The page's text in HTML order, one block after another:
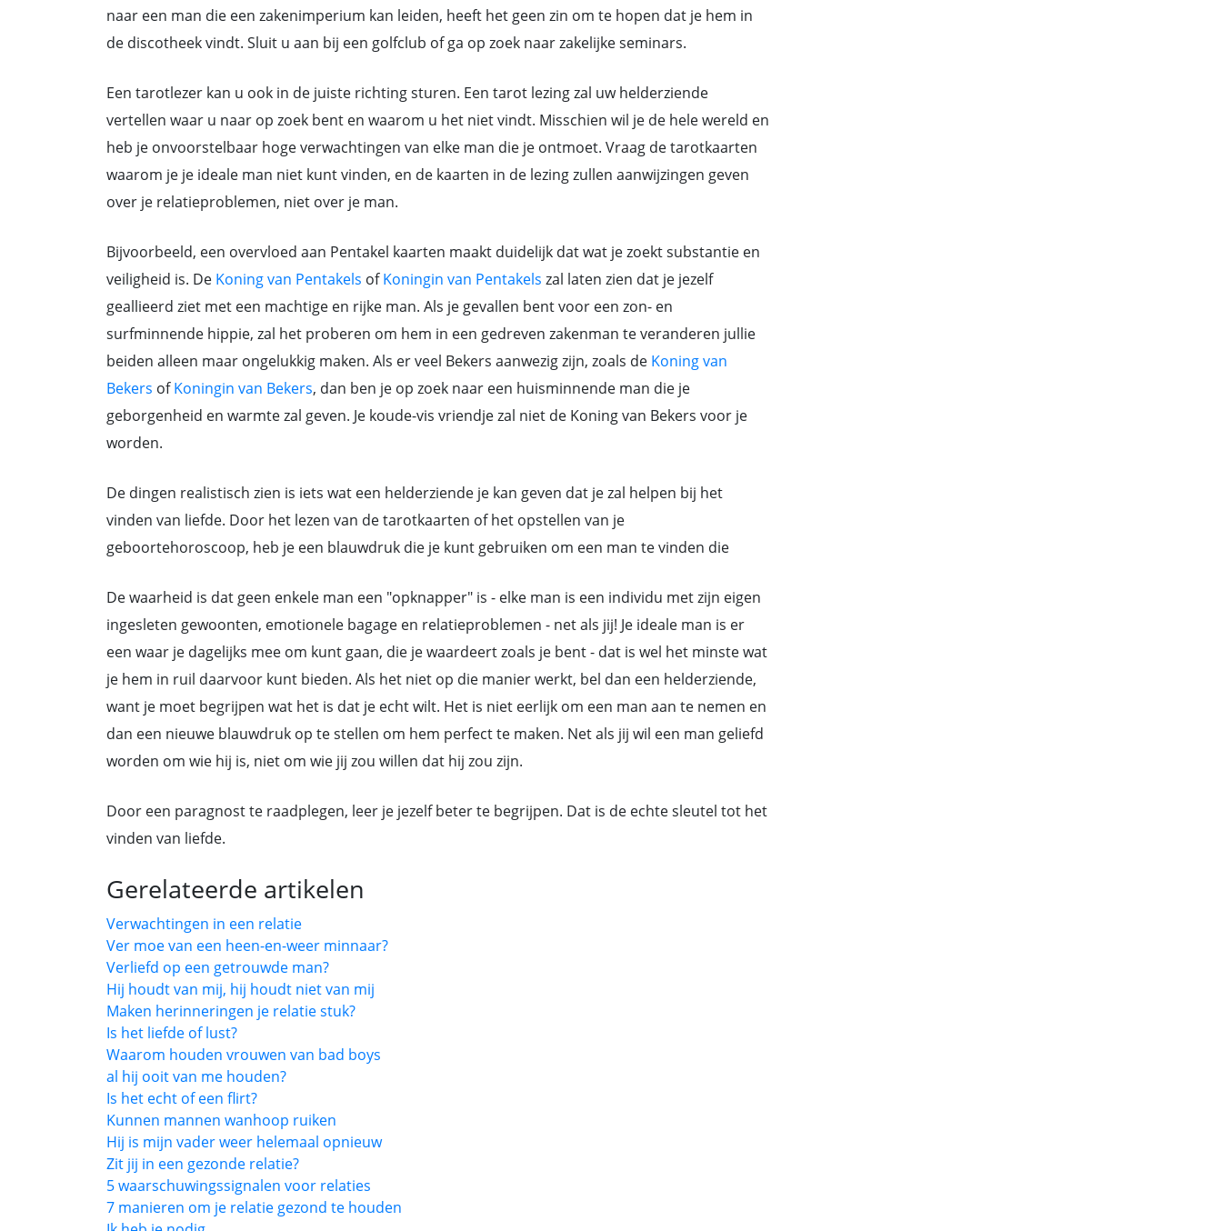
naar een man die een zakenimperium kan leiden, heeft het geen zin om te hopen dat je hem in
de discotheek vindt. Sluit u aan bij een golfclub of ga op zoek naar zakelijke seminars.
Een tarotlezer kan u ook in de juiste richting sturen. Een tarot lezing zal uw helderziende
vertellen waar u naar op zoek bent en waarom u het niet vindt. Misschien wil je de hele wereld en
heb je onvoorstelbaar hoge verwachtingen van elke man die je ontmoet. Vraag de tarotkaarten
waarom je je ideale man niet kunt vinden, en de kaarten in de lezing zullen aanwijzingen geven
over je relatieproblemen, niet over je man.
Bijvoorbeeld, een overvloed aan Pentakel kaarten maakt duidelijk dat wat je zoekt substantie en
veiligheid is. De Koning van Pentakels ofKoningin van Pentakels zal laten zien dat je jezelf
geallieerd ziet met een machtige en rijke man. Als je gevallen bent voor een zon- en
surfminnende hippie, zal het proberen om hem in een gedreven zakenman te veranderen jullie
beiden alleen maar ongelukkig maken. Als er veel Bekers aanwezig zijn, zoals de Koning van
Bekers ofKoningin van Bekers, dan ben je op zoek naar een huisminnende man die je
geborgenheid en warmte zal geven. Je koude-vis vriendje zal niet de Koning van Bekers voor je
worden.
De dingen realistisch zien is iets wat een helderziende je kan geven dat je zal helpen bij het
vinden van liefde. Door het lezen van de tarotkaarten of het opstellen van je
geboortehoroscoop, heb je een blauwdruk die je kunt gebruiken om een man te vinden die
De waarheid is dat geen enkele man een "opknapper" is - elke man is een individu met zijn eigen
ingesleten gewoonten, emotionele bagage en relatieproblemen - net als jij! Je ideale man is er
een waar je dagelijks mee om kunt gaan, die je waardeert zoals je bent - dat is wel het minste wat
je hem in ruil daarvoor kunt bieden. Als het niet op die manier werkt, bel dan een helderziende,
want je moet begrijpen wat het is dat je echt wilt. Het is niet eerlijk om een man aan te nemen en
dan een nieuwe blauwdruk op te stellen om hem perfect te maken. Net als jij wil een man geliefd
worden om wie hij is, niet om wie jij zou willen dat hij zou zijn.
Door een paragnost te raadplegen, leer je jezelf beter te begrijpen. Dat is de echte sleutel tot het
vinden van liefde.
Gerelateerde artikelen
Verwachtingen in een relatie
Ver moe van een heen-en-weer minnaar?
Verliefd op een getrouwde man?
Hij houdt van mij, hij houdt niet van mij
Maken herinneringen je relatie stuk?
Is het liefde of lust?
Waarom houden vrouwen van bad boys
al hij ooit van me houden?
Is het echt of een flirt?
Kunnen mannen wanhoop ruiken
Hij is mijn vader weer helemaal opnieuw
Zit jij in een gezonde relatie?
5 waarschuwingssignalen voor relaties
7 manieren om je relatie gezond te houden